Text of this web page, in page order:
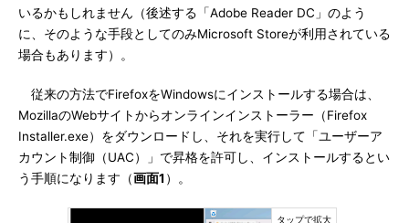
いるかもしれません（後述する「Adobe Reader DC」のよう
に、そのような手段としてのみMicrosoft Storeが利用されている
場合もあります）。
従来の方法でFirefoxをWindowsにインストールする場合は、
MozillaのWebサイトからオンラインインストーラー（Firefox
Installer.exe）をダウンロードし、それを実行して「ユーザーア
カウント制御（UAC）」で昇格を許可し、インストールするとい
う手順になります（画面1 ）。